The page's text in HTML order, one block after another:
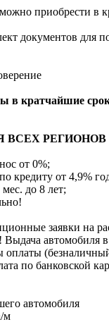
приобрести в
документов для
в кратчайшие
ВСЕХ РЕГИОНОВ
от 0%;
кредиту от 4,9%
до 8 лет;
заявки на
Выдача автомобиля
по банковской
автомобиля
м